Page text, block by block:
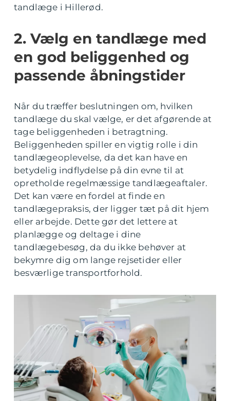
tandlæge i Hillerød.
2. Vælg en tandlæge med
en god beliggenhed og
passende åbningstider
Når du træffer beslutningen om, hvilken
tandlæge du skal vælge, er det afgørende at
tage beliggenheden i betragtning.
Beliggenheden spiller en vigtig rolle i din
tandlægeoplevelse, da det kan have en
betydelig indflydelse på din evne til at
opretholde regelmæssige tandlægeaftaler.
Det kan være en fordel at finde en
tandlægepraksis, der ligger tæt på dit hjem
eller arbejde. Dette gør det lettere at
planlægge og deltage i dine
tandlægebesøg, da du ikke behøver at
bekymre dig om lange rejsetider eller
besværlige transportforhold.